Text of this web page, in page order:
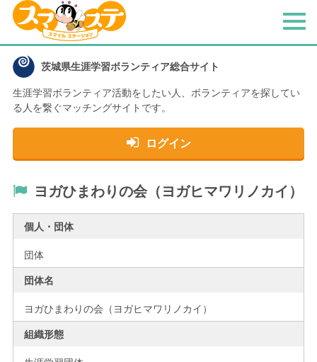
茨城県生涯学習ボランティア総合サイト
生涯学習ボランティア活動をしたい人、 ボランティアを探してい
る人を繋ぐマッチングサイトです。
ログイン
メ
ヨガひまわりの会（ヨガヒマワリノカイ）
個人・団体
団体
団体名
ヨガひまわりの会（ヨガヒマワリノカイ）
組織形態